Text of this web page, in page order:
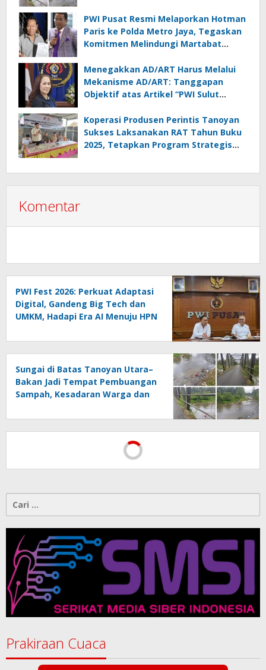
PWI Pusat Resmi Melaporkan Hotman
Paris ke Polda Metro Jaya, Tegaskan
Komitmen Melindungi Martabat
Menegakkan AD/ART Harus Melalui
Mekanisme AD/ART: Tanggapan
Objektif atas Artikel “PWI Sulut
Melanggar Aturan”
Koperasi Produsen Perintis Tanoyan
Sukses Laksanakan RAT Tahun Buku
2025, Tetapkan Program Strategis
Komentar
PWI Fest 2026: Perkuat Adaptasi
Digital, Gandeng Big Tech dan
UMKM, Hadapi Era AI Menuju HPN
Sungai di Batas Tanoyan Utara–
Bakan Jadi Tempat Pembuangan
Sampah, Kesadaran Warga dan
Dipertanyakan
Cari
untuk:
Prakiraan Cuaca